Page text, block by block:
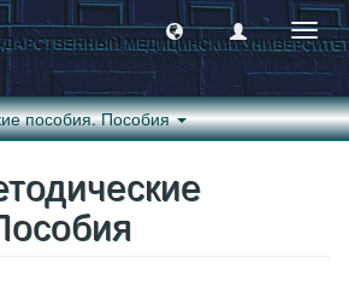
пособия. Пособия